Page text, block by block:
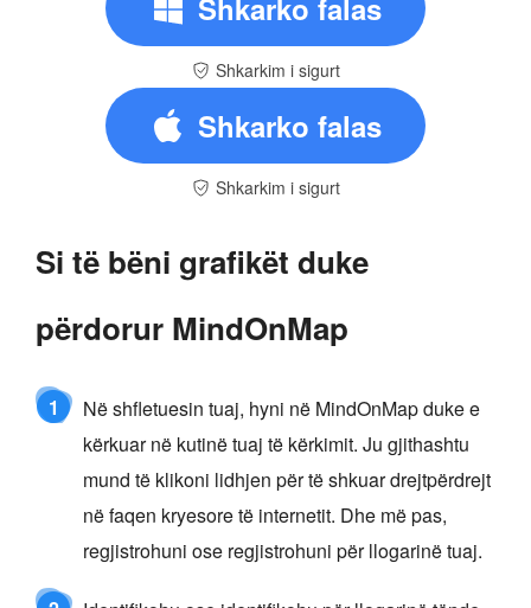
Shkarkim i sigurt
Shkarko falas
Shkarkim i sigurt
Si të bëni grafikët duke
përdorur MindOnMap
1
Në shfletuesin tuaj, hyni në MindOnMap duke e
kërkuar në kutinë tuaj të kërkimit. Ju gjithashtu
mund të klikoni lidhjen për të shkuar drejtpërdrejt
në faqen kryesore të internetit. Dhe më pas,
regjistrohuni ose regjistrohuni për llogarinë tuaj.